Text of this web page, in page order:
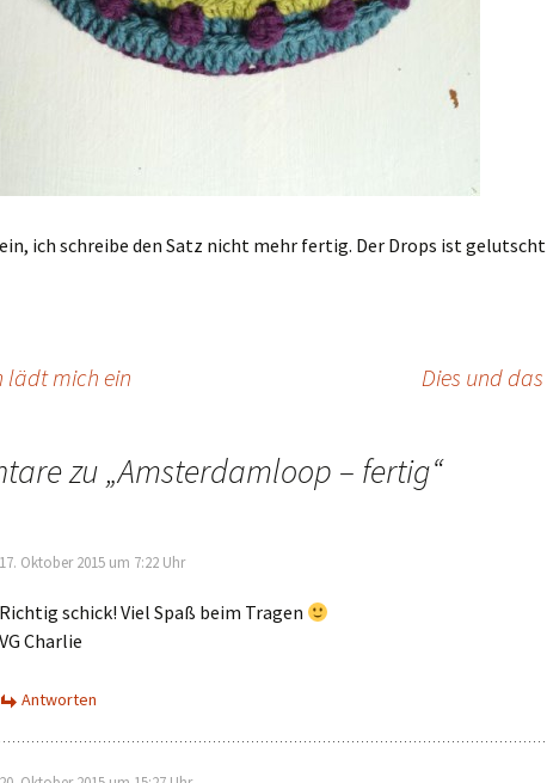
ich schreibe den Satz nicht mehr fertig. Der Drops ist gelutscht
lädt mich ein Dies und das
zu „Amsterdamloop – fertig“
17. Oktober 2015 um 7:22 Uhr
Richtig schick! Viel Spaß beim Tragen
VG Charlie
Antworten